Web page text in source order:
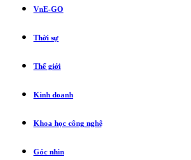
VnE-GO
Thời sự
Thế giới
Kinh doanh
Khoa học công nghệ
Góc nhìn